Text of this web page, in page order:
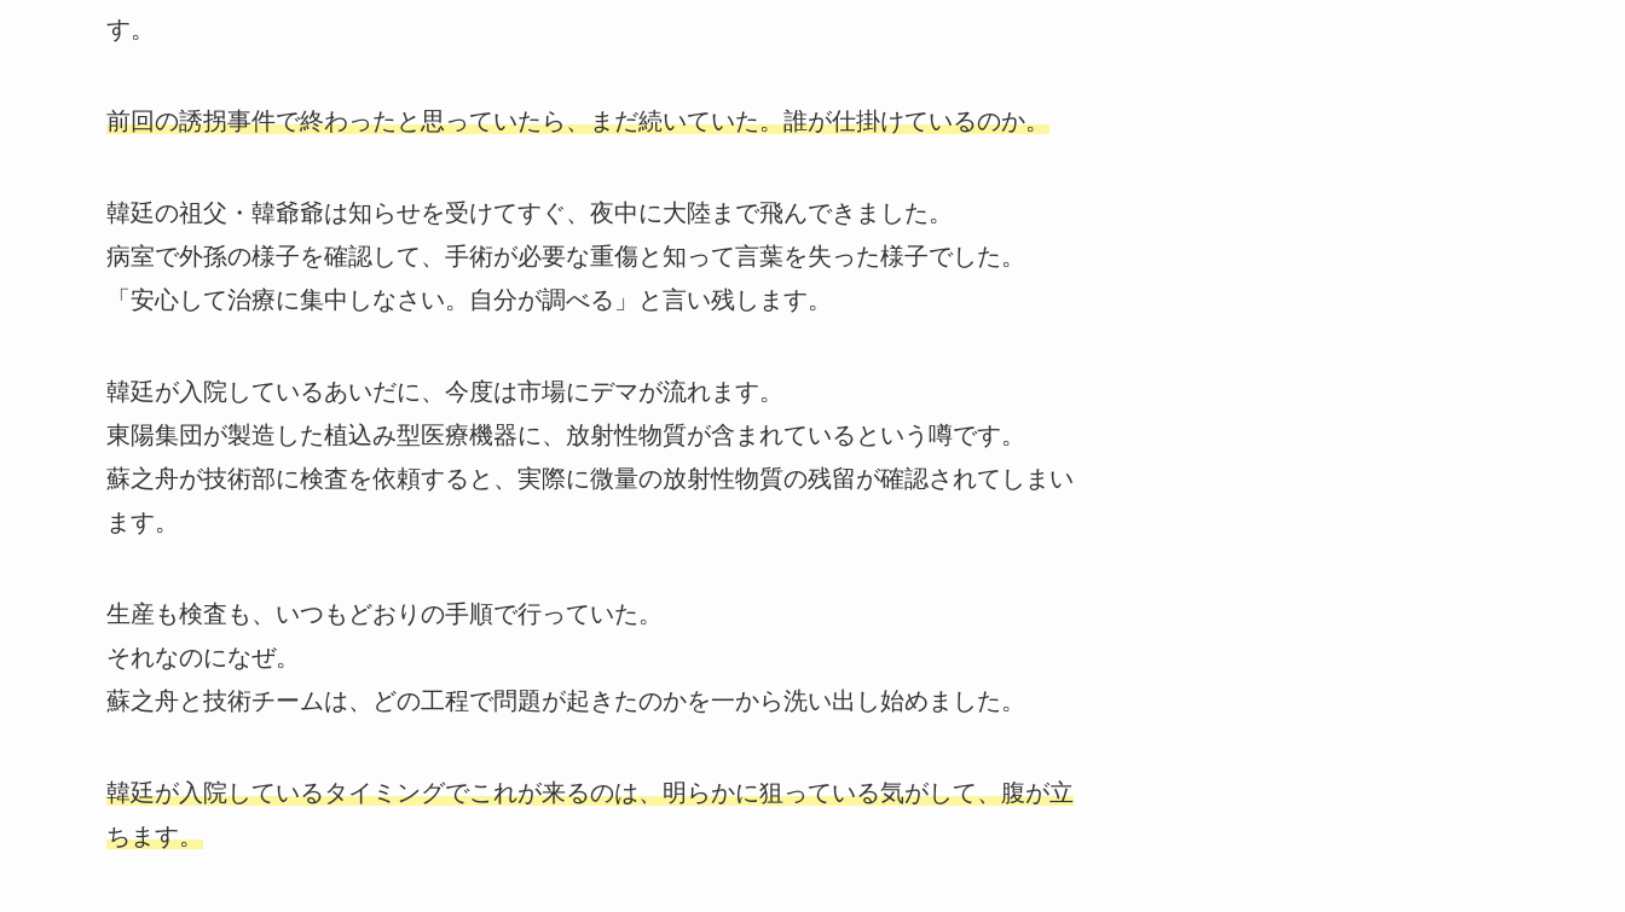
す。
前回の誘拐事件で終わったと思っていたら、まだ続いていた。誰が仕掛けているのか。
韓廷の祖父・韓爺爺は知らせを受けてすぐ、夜中に大陸まで飛んできました。
病室で外孫の様子を確認して、手術が必要な重傷と知って言葉を失った様子でした。
「安心して治療に集中しなさい。自分が調べる」と言い残します。
韓廷が入院しているあいだに、今度は市場にデマが流れます。
東陽集団が製造した植込み型医療機器に、放射性物質が含まれているという噂です。
蘇之舟が技術部に検査を依頼すると、実際に微量の放射性物質の残留が確認されてしまい
ます。
生産も検査も、いつもどおりの手順で行っていた。
それなのになぜ。
蘇之舟と技術チームは、どの工程で問題が起きたのかを一から洗い出し始めました。
韓廷が入院しているタイミングでこれが来るのは、明らかに狙っている気がして、腹が立
ちます。